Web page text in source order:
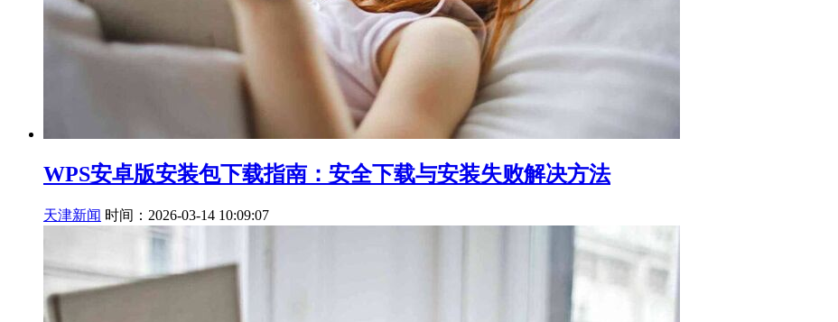
WPS安卓版安装包下载指南：安全下载与安装失败解决方法
天津新闻 时间：2026-03-14 10:09:07